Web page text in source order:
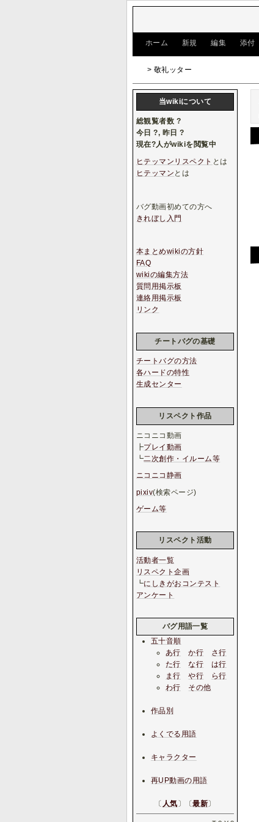
ホーム 新規 編集 添付
> 敬礼ッター
当wikiについて
総観覧者数 ?
今日?, 昨日?
現在?人がwikiを閲覧中
ヒテッマンリスペクト とは
ヒテッマン とは
バグ動画初めての方へ
きれぼし入門
本まとめwikiの方針
FAQ
wikiの編集方法
質問用掲示板
連絡用掲示板
リンク
チートバグの基礎
チートバグの方法
各ハードの特性
生成センター
リスペクト作品
ニコニコ動画
┣プレイ動画
┗二次創作・イルーム等
ニコニコ静画
pixiv(検索ページ)
ゲーム等
リスペクト活動
活動者一覧
リスペクト企画
┗にしきがおコンテスト
アンケート
バグ用語一覧
五十音順
あ行
か行
さ行
た行
な行
は行
ま行
や行
ら行
わ行
その他
作品別
よくでる用語
キャラクター
再UP動画の用語
〔 人気 〕〔最新〕